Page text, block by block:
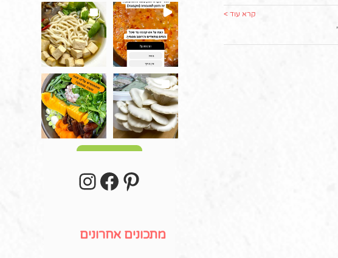
קרא עוד >
Pinterest
מתכונים אחרונים